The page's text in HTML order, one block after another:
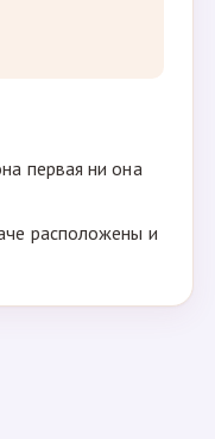
первая ни она
расположены и